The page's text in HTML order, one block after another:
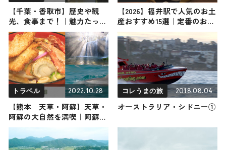
【千葉・香取市】歴史や観
光、食事まで！｜魅力たっぷ
りの香取市を味わい尽くすお
すすめスポット８選
【2026】福井駅で人気のお土
産おすすめ15選｜定番のお菓
子からばらまき用まで幅広く
紹介
トラベル 2022.10.28
【熊本 天草・阿蘇】天草・
阿蘇の大自然を満喫｜阿蘇の
人気スポットに感激
コレうまの旅 2018.08.04
オーストラリア・シドニー①